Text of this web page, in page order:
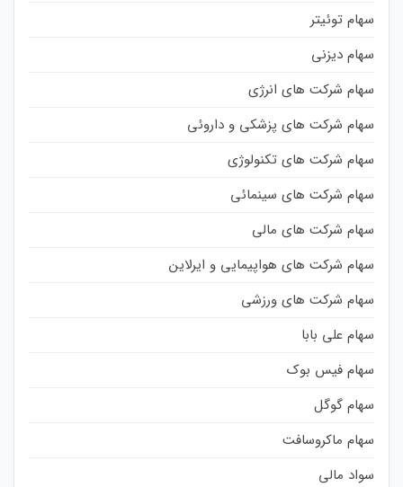
سهام توئیتر
سهام دیزنی
سهام شرکت های انرژی
سهام شرکت های پزشکی و داروئی
سهام شرکت های تکنولوژی
سهام شرکت های سینمائی
سهام شرکت های مالی
سهام شرکت های هواپیمایی و ایرلاین
سهام شرکت های ورزشی
سهام علی بابا
سهام فیس بوک
سهام گوگل
سهام ماکروسافت
سواد مالی